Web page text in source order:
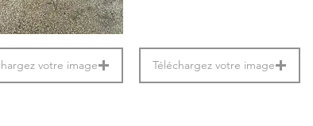
votre image Téléchargez votre image